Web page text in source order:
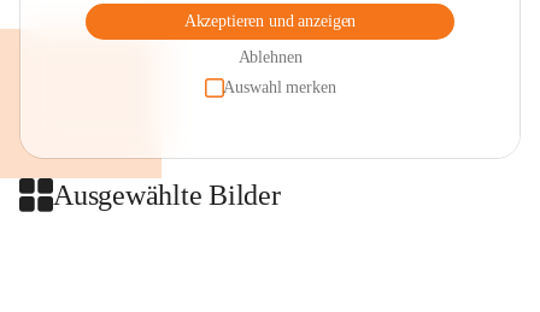
Akzeptieren und anzeigen
Ablehnen
Auswahl merken
Ausgewählte Bilder